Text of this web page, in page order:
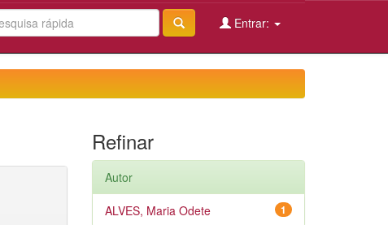
Entrar:
Refinar
Autor
1
ALVES, Maria Odete